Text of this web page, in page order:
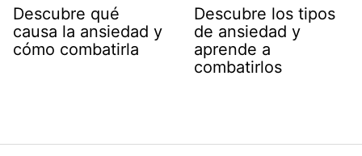
Descubre qué
causa la ansiedad y
cómo combatirla
Descubre los tipos
de ansiedad y
aprende a
combatirlos